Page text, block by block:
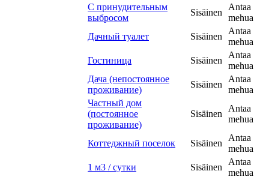
С принудительным
выбросом
Sisäinen
Antaa
mehua
Дачный туалет
Sisäinen
Antaa
mehua
Гостиница
Sisäinen
Antaa
mehua
Дача (непостоянное
проживание)
Sisäinen
Antaa
mehua
Частный дом
(постоянное
проживание)
Sisäinen
Antaa
mehua
Коттеджный поселок Sisäinen
Antaa
mehua
1 м3 / сутки
Sisäinen
Antaa
mehua